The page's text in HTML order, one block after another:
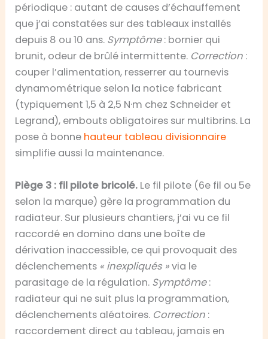
périodique : autant de causes d’échauffement
que j’ai constatées sur des tableaux installés
depuis 8 ou 10 ans. Symptôme: bornier qui
brunit, odeur de brûlé intermittente. Correction :
couper l’alimentation, resserrer au tournevis
dynamométrique selon la notice fabricant
(typiquement 1,5 à 2,5 N·m chez Schneider et
Legrand), embouts obligatoires sur multibrins. La
pose à bonne hauteur tableau divisionnaire
simplifie aussi la maintenance.
Piège 3 : fil pilote bricolé. Le fil pilote (6e fil ou 5e
selon la marque) gère la programmation du
radiateur. Sur plusieurs chantiers, j’ai vu ce fil
raccordé en domino dans une boîte de
dérivation inaccessible, ce qui provoquait des
déclenchements « inexpliqués »via le
parasitage de la régulation. Symptôme:
radiateur qui ne suit plus la programmation,
déclenchements aléatoires. Correction :
raccordement direct au tableau, jamais en